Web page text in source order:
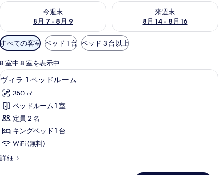
今週末
8月 7 - 8月 9
今週末 8月 7 - 8月 9 の空室状況をチェック
来週末
8月 14 - 8月 16
来週末 8月 14 - 8月 16 の空室
利
用
可
能
な
客
室
の
り
込
み
すべての客室 ベッド 1 台 ベッド 3 台以上
8 室中 8 室を表示中
ヴ
ィ
ラ
ベ
ッ
ド
ル
高級寝具、ミニバー、セーフティボ
26
ヴィラ 1 ベッドルーム
350 ㎡
ベッドルーム 1 室
定員 2 名
キングベッド 1 台
WiFi (無料)
詳細
ヴ